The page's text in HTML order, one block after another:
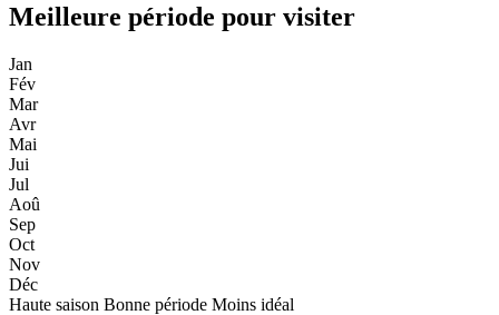
Meilleure période pour visiter
Jan
Fév
Mar
Avr
Mai
Jui
Jul
Aoû
Sep
Oct
Nov
Déc
Haute saison Bonne période Moins idéal